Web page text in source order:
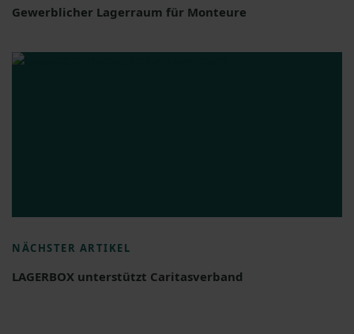
Gewerblicher Lagerraum für Monteure
NÄCHSTER ARTIKEL
LAGERBOX unterstützt Caritasverband